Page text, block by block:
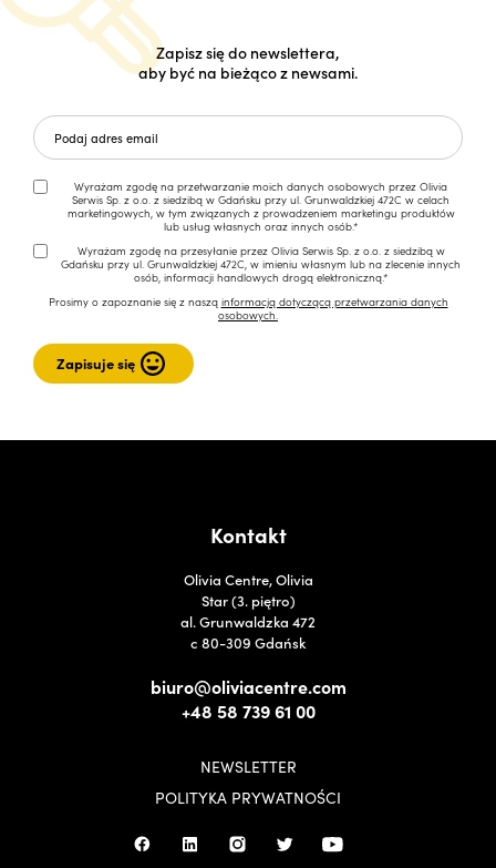
Zapisz się do newslettera,
aby być na bieżąco z newsami.
Wyrażam zgodę na przetwarzanie moich danych osobowych przez Olivia
Serwis Sp. z o.o. z siedzibą w Gdańsku przy ul. Grunwaldzkiej 472C w celach
marketingowych, w tym związanych z prowadzeniem marketingu produktów
lub usług własnych oraz innych osób.*
Wyrażam zgodę na przesyłanie przez Olivia Serwis Sp. z o.o. z siedzibą w
Gdańsku przy ul. Grunwaldzkiej 472C, w imieniu własnym lub na zlecenie innych
osób, informacji handlowych drogą elektroniczną.*
Prosimy o zapoznanie się z naszą informacją dotyczącą przetwarzania danych
osobowych.
Kontakt
Olivia Centre, Olivia
Star (3. piętro)
al. Grunwaldzka 472
c 80-309 Gdańsk
biuro@oliviacentre.com
+48 58 739 61 00
NEWSLETTER
POLITYKA PRYWATNOŚCI